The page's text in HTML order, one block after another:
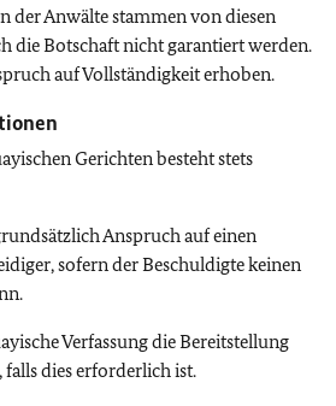
der Anwälte stammen von diesen
die Botschaft nicht garantiert werden.
auf Vollständigkeit erhoben.
Gerichten besteht stets
Anspruch auf einen
sofern der Beschuldigte keinen
Verfassung die Bereitstellung
dies erforderlich ist.